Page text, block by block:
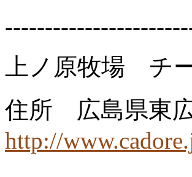
上ノ原牧場 チ
住所 広島県東
http://